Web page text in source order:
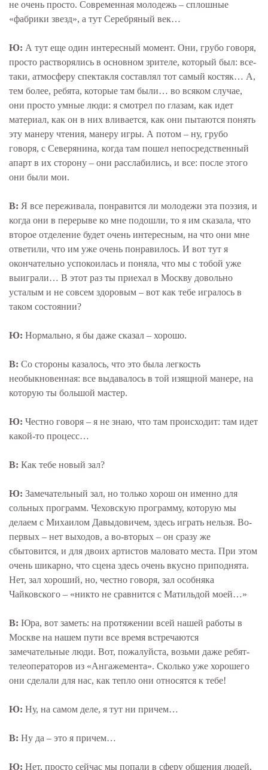
не очень просто. Современная молодежь – сплошные
«фабрики звезд», а тут Серебряный век…
Ю: А тут еще один интересный момент. Они, грубо говоря,
просто растворялись в основном зрителе, который был: все-
таки, атмосферу спектакля составлял тот самый костяк… А,
тем более, ребята, которые там были… во всяком случае,
они просто умные люди: я смотрел по глазам, как идет
материал, как он в них вливается, как они пытаются понять
эту манеру чтения, манеру игры. А потом – ну, грубо
говоря, с Северянина, когда там пошел непосредственный
апарт в их сторону – они расслабились, и все: после этого
они были мои.
В: Я все переживала, понравится ли молодежи эта поэзия, и
когда они в перерыве ко мне подошли, то я им сказала, что
второе отделение будет очень интересным, на что они мне
ответили, что им уже очень понравилось. И вот тут я
окончательно успокоилась и поняла, что мы с тобой уже
выиграли… В этот раз ты приехал в Москву довольно
усталым и не совсем здоровым – вот как тебе игралось в
таком состоянии?
Ю: Нормально, я бы даже сказал – хорошо.
В: Со стороны казалось, что это была легкость
необыкновенная: все выдавалось в той изящной манере, на
которую ты большой мастер.
Ю: Честно говоря – я не знаю, что там происходит: там идет
какой-то процесс…
В: Как тебе новый зал?
Ю: Замечательный зал, но только хорош он именно для
сольных программ. Чеховскую программу, которую мы
делаем с Михаилом Давыдовичем, здесь играть нельзя. Во-
первых – нет выходов, а во-вторых – он сразу же
сбытовится, и для двоих артистов маловато места. При этом
очень шикарно, что сцена здесь очень вкусно приподнята.
Нет, зал хороший, но, честно говоря, зал особняка
Чайковского – «никто не сравнится с Матильдой моей…»
В: Юра, вот заметь: на протяжении всей нашей работы в
Москве на нашем пути все время встречаются
замечательные люди. Вот, пожалуйста, возьми даже ребят-
телеоператоров из «Ангажемента». Сколько уже хорошего
они сделали для нас, как тепло они относятся к тебе!
Ю: Ну, на самом деле, я тут ни причем…
В: Ну да – это я причем…
Ю: Нет, просто сейчас мы попали в сферу общения людей,